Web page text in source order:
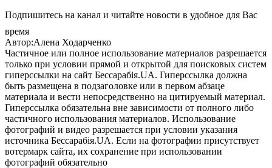
Подпишитесь на канал и читайте новости в удобное для Вас
время
Автор:Алена Ходарченко
Частичное или полное использование материалов разрешается
только при условии прямой и открытой для поисковых систем
гиперссылки на сайт Бессарабія.UA. Гиперссылка должна
быть размещена в подзаголовке или в первом абзаце
материала и вести непосредственно на цитируемый материал.
Гиперссылка обязательна вне зависимости от полного либо
частичного использования материалов. Использование
фотографий и видео разрешается при условии указания
источника Бессарабія.UA. Если на фотографии присутствует
вотермарк сайта, их сохранение при использовании
фотографий обязательно